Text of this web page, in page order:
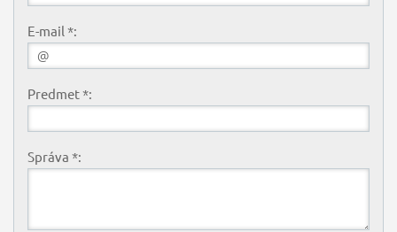
E-mail *:
Predmet *:
Správa *: